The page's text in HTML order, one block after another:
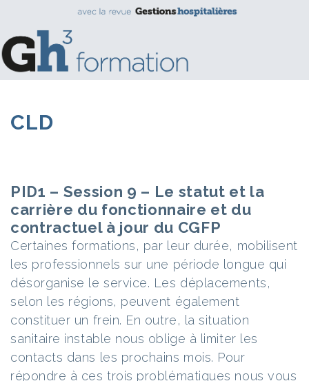
CLD
PID1 – Session 9 – Le statut et la
carrière du fonctionnaire et du
contractuel à jour du CGFP
Certaines formations, par leur durée, mobilisent
les professionnels sur une période longue qui
désorganise le service. Les déplacements,
selon les régions, peuvent également
constituer un frein. En outre, la situation
sanitaire instable nous oblige à limiter les
contacts dans les prochains mois. Pour
répondre à ces trois problématiques nous vous